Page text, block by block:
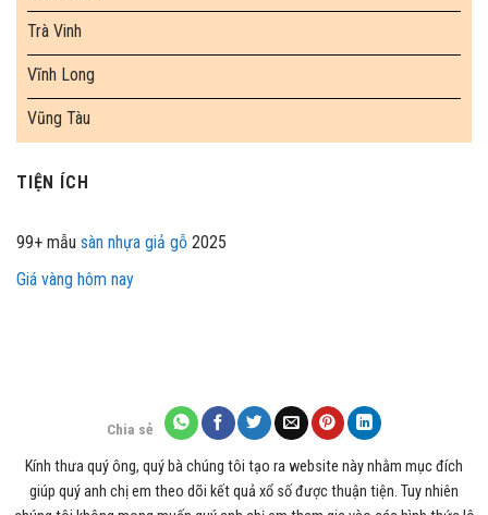
Trà Vinh
Vĩnh Long
Vũng Tàu
TIỆN ÍCH
99+ mẫu sàn nhựa giả gỗ 2025
Giá vàng hôm nay
Chia sẻ
Kính thưa quý ông, quý bà chúng tôi tạo ra website này nhằm mục đích
giúp quý anh chị em theo dõi kết quả xổ số được thuận tiện. Tuy nhiên